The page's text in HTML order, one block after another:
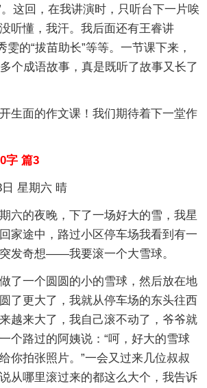
。这回，在我讲演时，只听台下一片唉
听懂，我汗。我后面还有王睿讲
雯的“拔苗助长”等等。一节课下来，
个成语故事，真是既听了故事又长了
生面的作文课！我们期待着下一堂作
字 篇3
星期六 晴
六的夜晚，下了一场好大的雪，我星
家途中，路过小区停车场我看到有一
发奇想——我要滚一个大雪球。
了一个圆圆的小的雪球，然后放在地
了更大了，我就从停车场的东头往西
越来大了，我自己滚不动了，爷爷就
个路过的阿姨说：“呵，好大的雪球
你拍张照片。”一会又过来几位叔叔
从哪里滚过来的都这么大个，我告诉